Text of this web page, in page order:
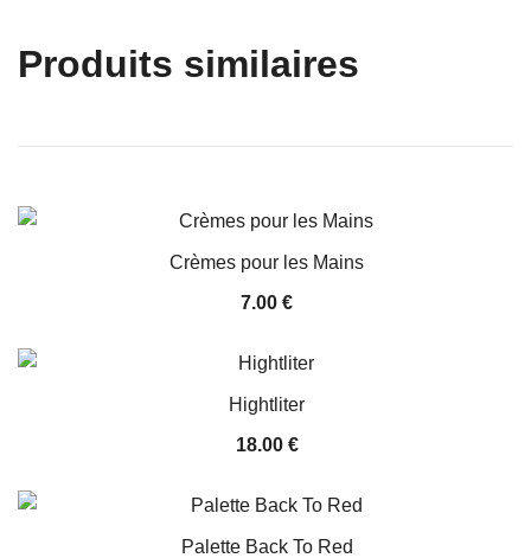
Produits similaires
Crèmes pour les Mains
7.00 €
Hightliter
18.00 €
Palette Back To Red